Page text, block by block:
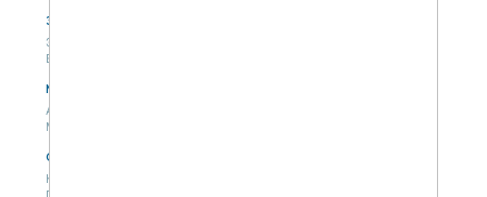
Экспертная сеть
Экспертная сеть
Вакансии
Мероприятия
Анонсы мероприятий
Материалы мероприятий
О нас
Концепция